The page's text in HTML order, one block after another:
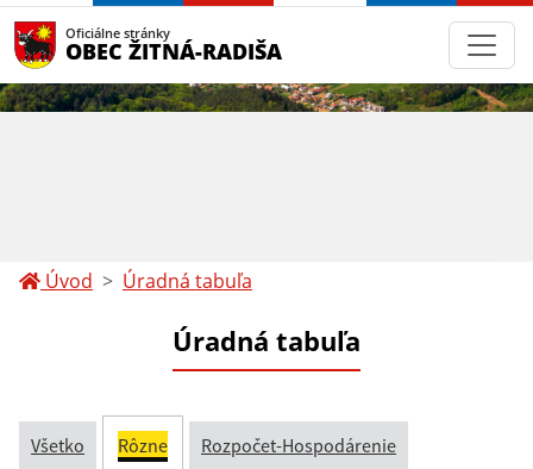
Oficiálne stránky
OBEC ŽITNÁ-RADIŠA
Úvod Úradná tabuľa
Úradná tabuľa
Všetko Rôzne Rozpočet-Hospodárenie